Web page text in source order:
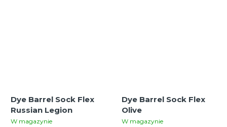
Dye Barrel Sock Flex
Russian Legion
W magazynie
Dye Barrel Sock Flex
Olive
W magazynie